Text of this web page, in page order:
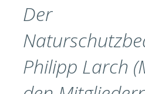
Der
Philipp Larch